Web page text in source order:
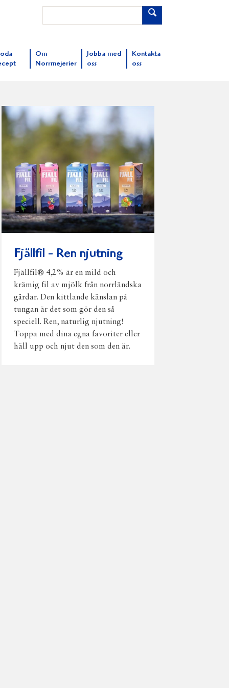
Om
Norrmejerier
Jobba med
oss
Kontakta
oss
Fjällfil - Ren njutning
Fjällfil® 4,2% är en mild och
krämig fil av mjölk från norrländska
gårdar. Den kittlande känslan på
tungan är det som gör den så
speciell. Ren, naturlig njutning!
Toppa med dina egna favoriter eller
häll upp och njut den som den är.